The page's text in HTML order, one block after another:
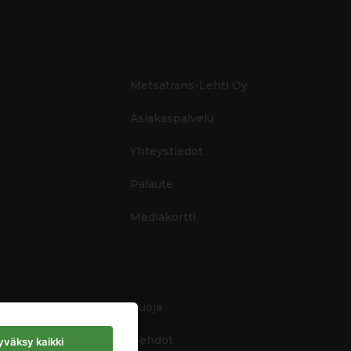
Metsätrans-Lehti Oy
Asiakaspalvelu
Yhteystiedot
Palaute
Mediakortti
Tietosuoja
Käyttöehdot
kaikki